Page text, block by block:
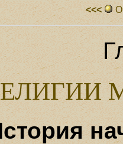
<<<